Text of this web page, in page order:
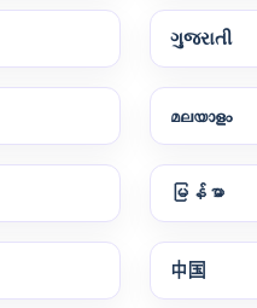
ગુજરાતી
മലയാളം
မြန်မာ
中国